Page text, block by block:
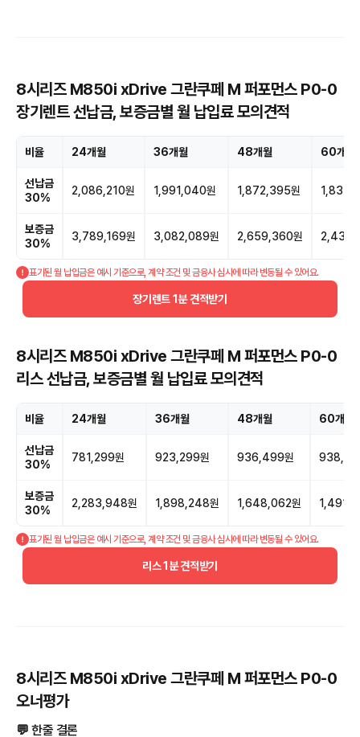
8시리즈 M850i xDrive 그란쿠페 M 퍼포먼스 P0-0
장기렌트 선납금, 보증금별 월 납입료 모의견적
비율 24개월 36개월 48개월 60개월
선납금
30%
2,086,210원 1,991,040원 1,872,395원
보증금
30%
3,789,169원 3,082,089원 2,659,360원
표기된 월 납입금은 예시 기준으로, 계약 조건 및 금융사 심사에 따라 변동될 수 있어요.
장기렌트 1분 견적받기
8시리즈 M850i xDrive 그란쿠페 M 퍼포먼스 P0-0
리스 선납금, 보증금별 월 납입료 모의견적
비율 24개월 36개월 48개월 60개월
선납금
30%
781,299원 923,299원 936,499원
보증금
30%
2,283,948원 1,898,248원 1,648,062원
표기된 월 납입금은 예시 기준으로, 계약 조건 및 금융사 심사에 따라 변동될 수 있어요.
리스 1분 견적받기
8시리즈 M850i xDrive 그란쿠페 M 퍼포먼스 P0-0
오너평가
💬 한줄 결론